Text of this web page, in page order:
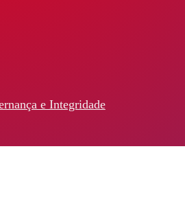
e Integridade